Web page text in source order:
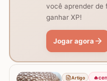
você aprender
ganhar XP!
Jogar agora
Artigo 🔥